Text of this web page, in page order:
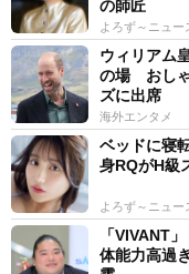
の師匠
よろず～ニュー
ウィリアム
の場 おしゃ
ズに出席
海外エンタメ
ベッドに寝
身RQがH級
よろず～ニュー
「VIVANT」ドラ
体能力高過